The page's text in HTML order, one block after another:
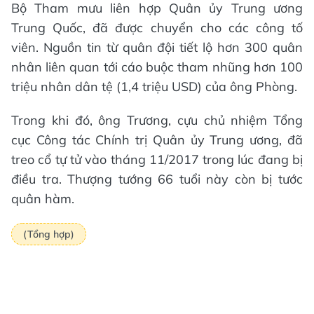
Bộ Tham mưu liên hợp Quân ủy Trung ương
Trung Quốc, đã được chuyển cho các công tố
viên. Nguồn tin từ quân đội tiết lộ hơn 300 quân
nhân liên quan tới cáo buộc tham nhũng hơn 100
triệu nhân dân tệ (1,4 triệu USD) của ông Phòng.
Trong khi đó, ông Trương, cựu chủ nhiệm Tổng
cục Công tác Chính trị Quân ủy Trung ương, đã
treo cổ tự tử vào tháng 11/2017 trong lúc đang bị
điều tra. Thượng tướng 66 tuổi này còn bị tước
quân hàm.
(Tổng hợp)